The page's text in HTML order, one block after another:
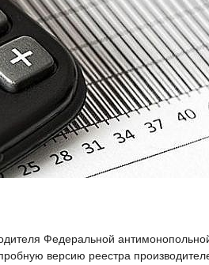
Федеральной
версию реестра